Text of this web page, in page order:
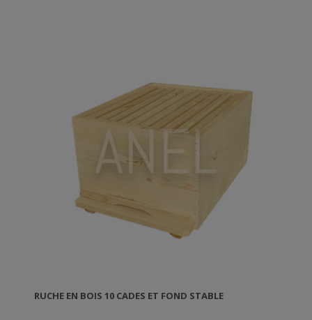
RUCHE EN BOIS 10 CADES ET FOND STABLE